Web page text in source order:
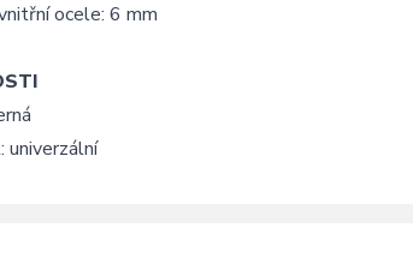
ocele: 6 mm
univerzální